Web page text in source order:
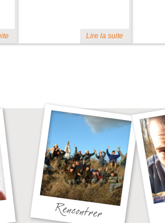
Lire la suite